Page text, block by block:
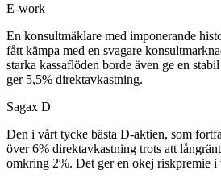
E-work
En konsultmäklare med imponerande
fått kämpa med en svagare
starka kassaflöden borde även ge en
ger 5,5% direktavkastning.
Sagax D
Den i vårt tycke bästa D-aktien, som
över 6% direktavkastning trots att
omkring 2%. Det ger en okej riskpremie i